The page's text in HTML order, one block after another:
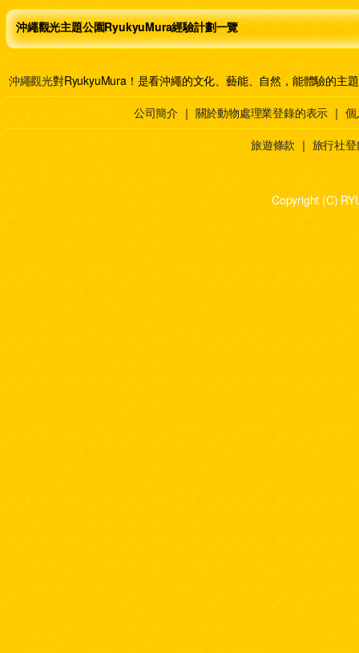
沖繩觀光主題公園RyukyuMura經驗計劃一覽
沖繩觀光對RyukyuMura！是看沖繩的文化、藝能、自然，能體驗的主
公司簡介 ｜ 關於動物處理業登錄的表示 ｜
旅遊條款 ｜ 旅行社
Copyright (C)